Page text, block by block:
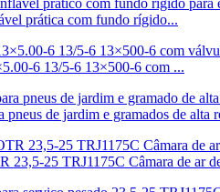
prática com fundo rígido...
6 13/5-6 13×500-6 com ...
pneus de jardim e gramados de alta
23,5-25 TRJ1175C Câmara de ar